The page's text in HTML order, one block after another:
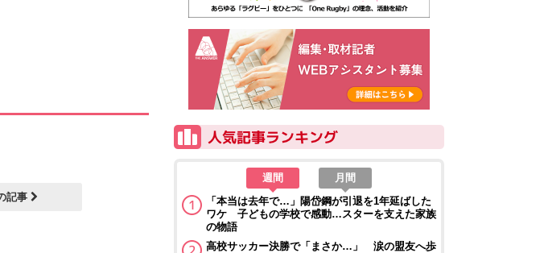
記事
週間
月間
「本当は去年で…」陽岱鋼が引退を1年延ばした
ワケ 子どもの学校で感動…スターを支えた家族
の物語
高校サッカー決勝で「まさか…」 涙の盟友へ歩